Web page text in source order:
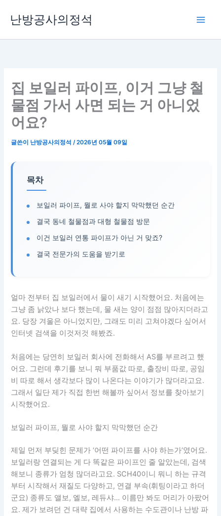
로
난방공사의정석
집 보일러 파이프, 이거 그냥 철
물점 가서 사면 되는 거 아니었
어요?
글쓴이 난방공사의정석/2026년 05월 09일
목차
보일러 파이프, 뭘로 사야 할지 막막했던 순간
결국 동네 철물점과 대형 철물점 방문
이건 보일러 연통 파이프가 아닌 거 맞죠?
결국 전문가의 도움을 받기로
얼마 전부터 집 보일러에서 물이 새기 시작했어요. 처음에는
그냥 좀 낡았나 보다 했는데, 물 새는 양이 점점 많아지더라고
요. 당장 겨울은 아니었지만, 그래도 미리 고쳐야겠다 싶어서
인터넷 검색을 이것저것 해봤죠.
처음에는 당연히 보일러 회사에 전화해서 AS를 부르려고 했
어요. 그런데 후기를 보니 뭐 부품값 따로, 출장비 따로, 공임
비 따로 해서 생각보다 많이 나온다는 이야기가 많더라고요.
그래서 일단 제가 직접 한번 해볼까 싶어서 정보를 찾아보기
시작했어요.
보일러 파이프, 뭘로 사야 할지 막막했던 순간
제일 먼저 부딪힌 문제가 ‘어떤 파이프를 사야 하는가’였어요.
보일러랑 연결되는 게 다 똑같은 파이프인 줄 알았는데, 검색
해보니 종류가 엄청 많더라고요. SCH40이니 뭐니 하는 규격
부터 시작해서 재질도 다양하고, 연결 부속(휘팅이라고 하더
군요) 종류도 앨보, 엘보, 레듀샤… 이름만 봐도 머리가 아팠어
요. 제가 보려던 건 대략 집에서 사용하는 수도관이나 난방 파